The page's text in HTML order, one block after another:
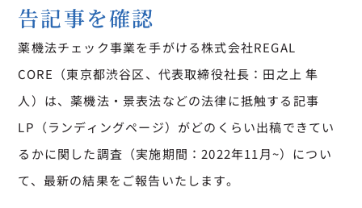
告記事を確認
薬機法チェック事業を手がける株式会社REGAL
CORE（東京都渋谷区、代表取締役社長：田之上 隼
人）は、薬機法・景表法などの法律に抵触する記事
LP（ランディングページ）がどのくらい出稿できてい
るかに関した調査（実施期間：2022年11月~）につい
て、最新の結果をご報告いたします。